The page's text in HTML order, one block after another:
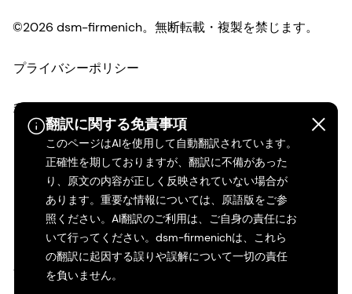
翻訳に関する免責事項
このページはAIを使用して自動翻訳されています。
正確性を期しておりますが、翻訳に不備があった
り、原文の内容が正しく反映されていない場合が
あります。重要な情報については、原語版をご参
照ください。AI翻訳のご利用は、ご自身の責任にお
いて行ってください。dsm-firmenichは、これら
の翻訳に起因する誤りや誤解について一切の責任
を負いません。
©2026 dsm-firmenich。無断転載・複製を禁じます。
プライバシーポリシー
利用規約
ご利用条件
カリフォルニアの透明性
アクセシビリティ・ステートメント
法的情報